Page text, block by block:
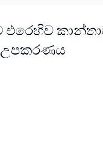
එරෙහිව
උපකරණය